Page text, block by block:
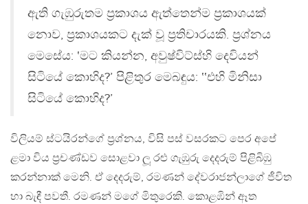
ඇති ගැඹුරුතම ප්‍රකාශය ඇත්තෙන්ම ප්‍රකාශයක්
නොව, ප්‍රකාශයකට දැක් වූ ප්‍රතිචාරයකි. ප්‍රශ්නය
මෙසේය: ‛මට කියන්න, අවුෂ්විට්ස්හි දෙවියන්
සිටියේ කොහිද?’ පිළිතුර මෙබඳුය: ‛‛එහි මිනිසා
සිටියේ කොහිද?’
විලියම් ස්ටයිරන්ගේ ප්‍රශ්නය, විසි පස් වසරකට පෙර අපේ
ළමා විය ප්‍රචණ්ඩව සොළවා ලූ රළු ගැඹුරු දෙදරුම් පිළිබිඹු
කරන්නාක් මෙනි. ඒ දෙදරුම්, රමණන් දේවරාජන්ලාගේ ජීවිත
හා බැඳී පවතී. රමණන් මගේ මිතුරෙකි. කොළඹින් ඈත